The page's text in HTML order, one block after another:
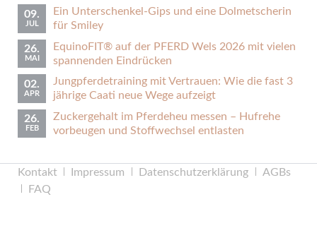
09.
JUL
Ein Unterschenkel-Gips und eine Dolmetscherin
für Smiley
26.
MAI
EquinoFIT® auf der PFERD Wels 2026 mit vielen
spannenden Eindrücken
02.
APR
Jungpferdetraining mit Vertrauen: Wie die fast 3
jährige Caati neue Wege aufzeigt
26.
FEB
Zuckergehalt im Pferdeheu messen – Hufrehe
vorbeugen und Stoffwechsel entlasten
Navigation
überspringen
Kontakt Impressum Datenschutzerklärung
AGBs
FAQ